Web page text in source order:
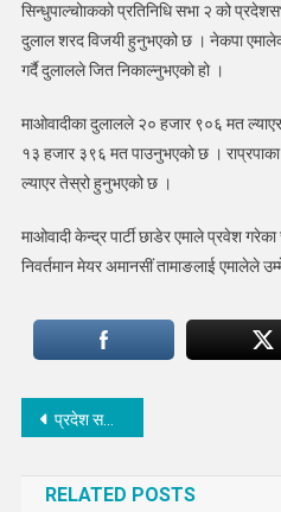
सिन्धुपाल्चोाकको प्रतिनिधि सभा २ को
दुलाल शरद विजयी हुनुभएको छ । नेकपा
गर्दै दुलालले जित निकाल्नुभएको हो ।
माओवादीका दुलालले २० हजार ९०६ मत
१३ हजार ३९६ मत पाउनुभएको छ ।
ल्याएर तेस्रो हुनुभएको छ ।
माओवादी केन्द्र पार्टी छाडेर एमाले प्रवेश
निवर्तमान मेयर अमानसीं तामाङलाई एमालेले
Post
प्रदेश सभामा विजय हुने मसिना को हुन् ?
RELATED POSTS